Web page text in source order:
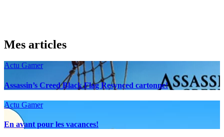
Mes articles
Actu Gamer
Assassin’s Creed Black Flag Resynced cartonne!
Actu Gamer
En avant pour les vacances!